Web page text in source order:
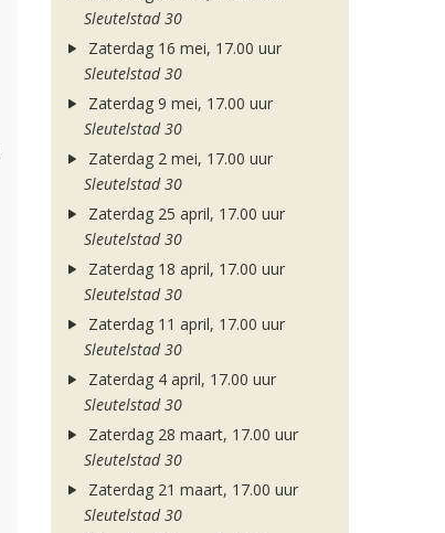
Sleutelstad 30
Zaterdag 16 mei, 17.00 uur
Sleutelstad 30
Zaterdag 9 mei, 17.00 uur
Sleutelstad 30
Zaterdag 2 mei, 17.00 uur
Sleutelstad 30
Zaterdag 25 april, 17.00 uur
Sleutelstad 30
Zaterdag 18 april, 17.00 uur
Sleutelstad 30
Zaterdag 11 april, 17.00 uur
Sleutelstad 30
Zaterdag 4 april, 17.00 uur
Sleutelstad 30
Zaterdag 28 maart, 17.00 uur
Sleutelstad 30
Zaterdag 21 maart, 17.00 uur
Sleutelstad 30